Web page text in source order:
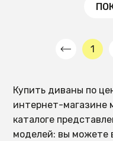
1
Купить диваны по
интернет-магазине
каталоге
моделей: вы можете